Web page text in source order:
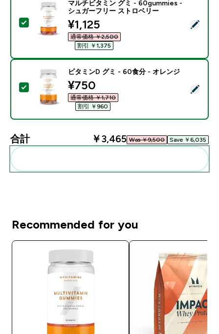
この商品を選択 - マルチビタミン グミ - 60gummies
マルチビタミン グミ - 60gummies -
シュガーフリー ストロベリー
discounted price
¥1,125‎
通常価格 ￥2,500‎
割引 ￥1,375‎
この商品を選択 - ビタミンD グミ - 60食分 - オレンジ
ビタミンD グミ - 60食分 - オレンジ
discounted price
¥750‎
通常価格 ￥1,710‎
割引 ￥960‎
合計 ￥3,465‎ Was ￥9,500‎ Save ￥6,035‎
Recommended for you